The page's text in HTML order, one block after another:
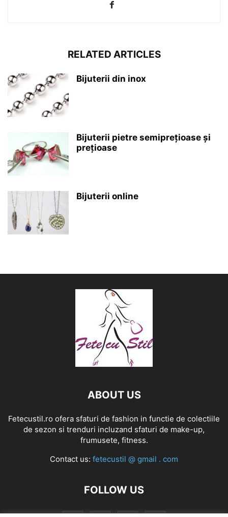
RELATED ARTICLES
Bijuterii din inox
Bijuterii pietre semiprețioase și
prețioase
Bijuterii online
ABOUT US
Fetecustil.ro ofera sfaturi de fashion in functie de colectiile
de sezon si trenduri incluzand sfaturi de make-up,
frumusete, fitness.
Contact us: fetecustil @ gmail . com
FOLLOW US